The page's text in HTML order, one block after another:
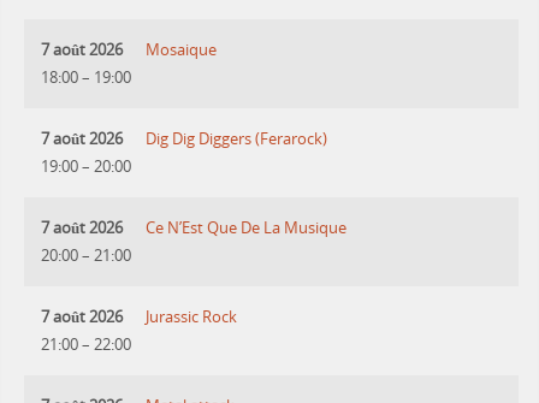
7 août 2026
18:00– 19:00
Mosaique
7 août 2026
19:00– 20:00
Dig Dig Diggers (Ferarock)
7 août 2026
20:00– 21:00
Ce N’Est Que De La Musique
7 août 2026
21:00– 22:00
Jurassic Rock